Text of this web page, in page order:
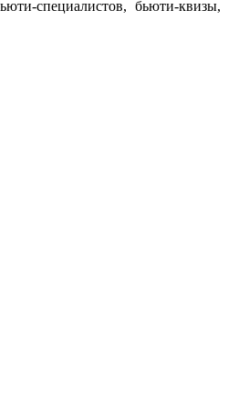
специалистов, бьюти-квизы,